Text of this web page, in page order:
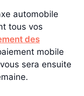
automobile
tous vos
des
mobile
sera ensuite